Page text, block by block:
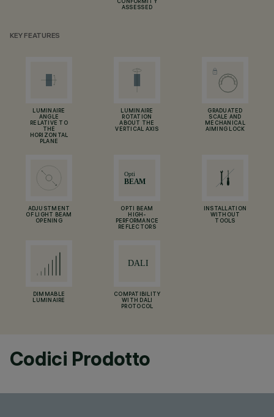
CONFORMITY
ASSESSED
KEY FEATURES
LUMINAIRE
ANGLE
RELATIVE TO
THE
HORIZONTAL
PLANE
LUMINAIRE
ROTATION
ABOUT THE
VERTICAL AXIS
GRADUATED
SCALE AND
MECHANICAL
AIMING LOCK
ADJUSTMENT
OF LIGHT BEAM
OPENING
OPTI BEAM
HIGH-
PERFORMANCE
REFLECTORS
INSTALLATION
WITHOUT
TOOLS
DIMMABLE
LUMINAIRE
COMPATIBILITY
WITH DALI
PROTOCOL
Codici Prodotto